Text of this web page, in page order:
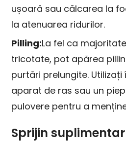
ușoară sau călcarea la
la atenuarea ridurilor.
Pilling:La fel ca
tricotate, pot apărea
purtări prelungite.
aparat de ras sau un
pulovere pentru a
Sprijin suplimentar